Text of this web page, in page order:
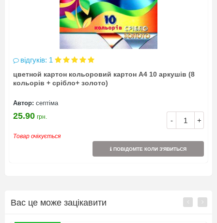
відгуків: 1
цветной картон кольоровий картон А4 10 аркушів (8
кольорів + срібло+ золото)
Автор: септіма
- +
25.90 грн.
Товар очікується
ПОВІДОМТЕ КОЛИ З'ЯВИТЬСЯ
Вас це може зацікавити